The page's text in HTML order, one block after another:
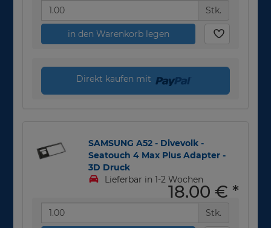
Stk.
in den Warenkorb legen
Direkt kaufen mit
SAMSUNG A52 - Divevolk -
Seatouch 4 Max Plus Adapter -
3D Druck
Lieferbar in 1-2 Wochen
18,00 € *
Stk.